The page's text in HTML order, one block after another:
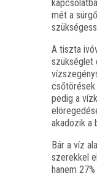
mét a
A tisz­ta
szük­ség­let
cső­tö­ré­sek
pedig a
aka­do­zik a
Bár a víz
sze­rek­kel
hanem